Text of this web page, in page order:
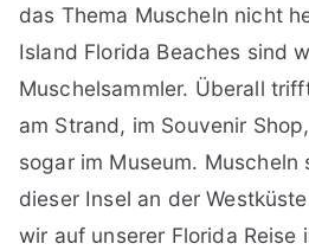
das Thema Muscheln nicht
Island Florida Beaches sind
Muschelsammler. Überall
am Strand, im Souvenir
sogar im Museum. Muscheln
dieser Insel an der
wir auf unserer Florida Reise